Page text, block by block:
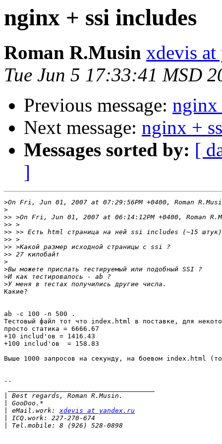
nginx + ssi includes
Roman R.Musin xdevis at
Tue Jun 5 17:33:41 MSD
Previous message: nginx
Next message: nginx +
Messages sorted by: [
]
>
>
>>
>>
>>
>>
>>
>>
>
>
>
>
Какие?
ab -c 100 -n 500 .
Тестовый файл тот что index.html в поставке, для
просто статика = 6666.67
+10 includ'ов = 1416.43
+100 includ'ов  = 158.83
Выше 1000 запросов на секунду, на боевом index.html
--
eMail.work: xdevis at yandex.ru